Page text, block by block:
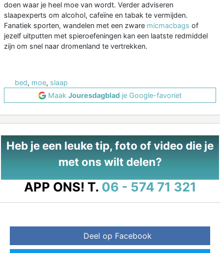
doen waar je heel moe van wordt. Verder adviseren
slaapexperts om alcohol, cafeïne en tabak te vermijden.
Fanatiek sporten, wandelen met een zware micmacbags of
jezelf uitputten met spieroefeningen kan een laatste redmiddel
zijn om snel naar dromenland te vertrekken.
bed, moe, slaap
Maak Jouresdagblad je Google-favoriet
Heb je een leuke tip, foto of video die je
met ons wilt delen?
APP ONS! T. 06 - 574 71 321
Deel op Facebook